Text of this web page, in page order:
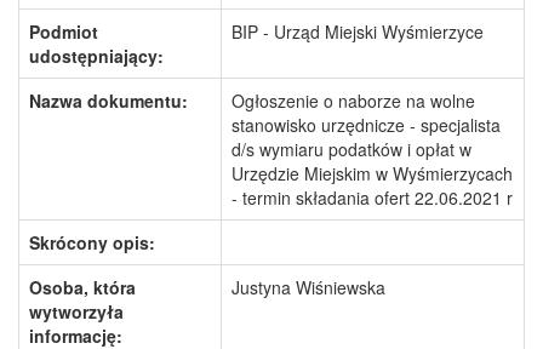
Podmiot
udostępniający:
BIP - Urząd Miejski Wyśmierzyce
Nazwa dokumentu:
Ogłoszenie o naborze na wolne
stanowisko urzędnicze - specjalista
d/s wymiaru podatków i opłat w
Urzędzie Miejskim w Wyśmierzycach
- termin składania ofert 22.06.2021 r
Skrócony opis:
Osoba, która
wytworzyła
informację:
Justyna Wiśniewska